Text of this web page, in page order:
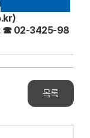
)
☎ 02-3425-98
목록